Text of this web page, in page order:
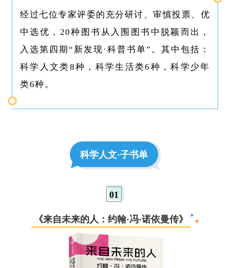
经过七位专家评委的充分研讨、审慎投票、优
中选优，20种图书从入围图书中脱颖而出，
入选第四期“新发现·科普书单”。其中包括：
科学人文类8种，科学生活类6种，科学少年
类6种。
科学人文·子书单
01
《来自未来的人：约翰·冯·诺依曼传》